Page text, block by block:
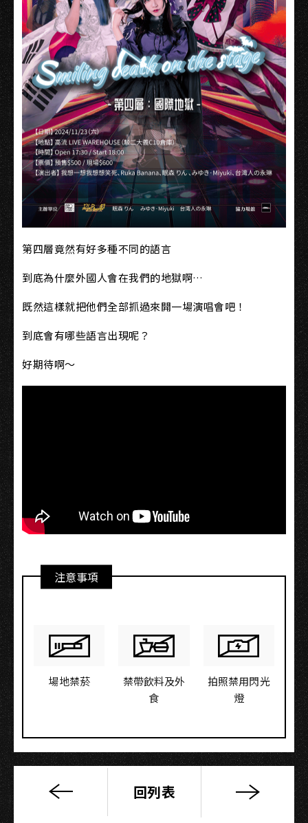
第四層竟然有好多種不同的語言
到底為什麼外國人會在我們的地獄啊…
既然這樣就把他們全部抓過來開一場演唱會吧！
到底會有哪些語言出現呢？
好期待啊～
注意事項
場地禁菸
禁帶飲料及外
食
拍照禁用閃光
燈
Ring
回列表